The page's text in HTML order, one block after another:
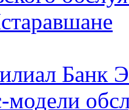
Банк
модели